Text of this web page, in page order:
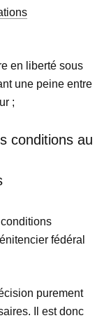
en liberté sous
une peine entre
;
conditions au
fédéral
purement
Il est donc